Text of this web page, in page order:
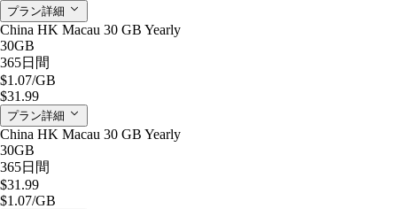
プラン詳細
China HK Macau 30 GB Yearly
30GB
365日間
$1.07/GB
$31.99
プラン詳細
China HK Macau 30 GB Yearly
30GB
365日間
$31.99
$1.07/GB